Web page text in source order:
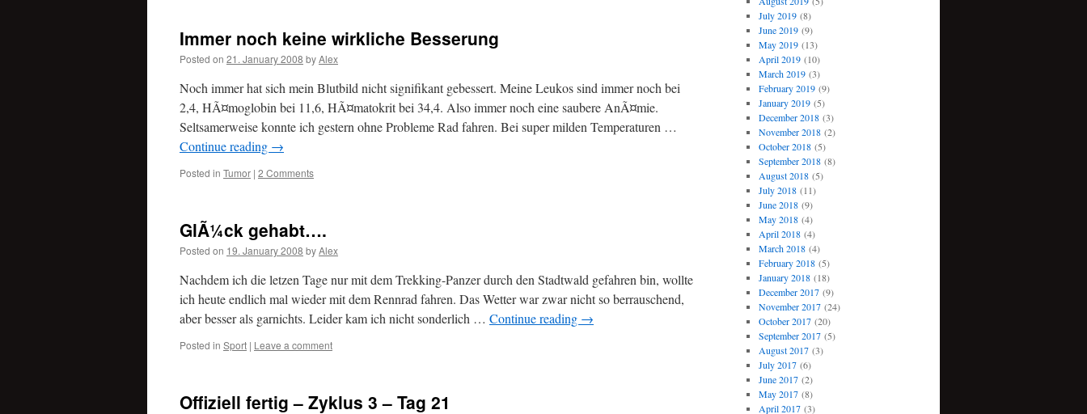
Immer noch keine wirkliche Besserung
Posted on 21. January 2008 byAlex
Noch immer hat sich mein Blutbild nicht signifikant gebessert. Meine Leukos sind immer noch bei
2,4, HÃ¤moglobin bei 11,6, HÃ¤matokrit bei 34,4. Also immer noch eine saubere AnÃ¤mie.
Seltsamerweise konnte ich gestern ohne Probleme Rad fahren. Bei super milden Temperaturen …
Continue reading →
Posted in Tumor | 2 Comments
GlÃ¼ck gehabt….
Posted on 19. January 2008 byAlex
Nachdem ich die letzen Tage nur mit dem Trekking-Panzer durch den Stadtwald gefahren bin, wollte
ich heute endlich mal wieder mit dem Rennrad fahren. Das Wetter war zwar nicht so berrauschend,
aber besser als garnichts. Leider kam ich nicht sonderlich … Continue reading →
Posted in Sport | Leave a comment
Offiziell fertig – Zyklus 3 – Tag 21
July 2019(8)
June 2019(9)
May 2019(13)
April 2019(10)
March 2019(3)
February 2019(9)
January 2019(5)
December 2018(3)
November 2018(2)
October 2018(5)
September 2018(8)
August 2018(5)
July 2018(11)
June 2018(9)
May 2018(4)
April 2018(4)
March 2018(4)
February 2018(5)
January 2018(18)
December 2017(9)
November 2017(24)
October 2017(20)
September 2017(5)
August 2017(3)
July 2017(6)
June 2017(2)
May 2017(8)
April 2017(3)